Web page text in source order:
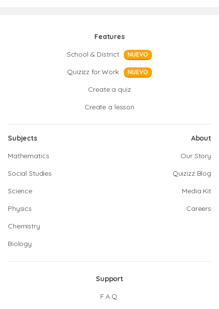
Features
School & District
NUEVO
Quizizz for Work NUEVO
Create a quiz
Create a lesson
Subjects
Mathematics
Social Studies
Science
Physics
Chemistry
Biology
About
Our Story
Quizizz Blog
Media Kit
Careers
Support
F.A.Q.